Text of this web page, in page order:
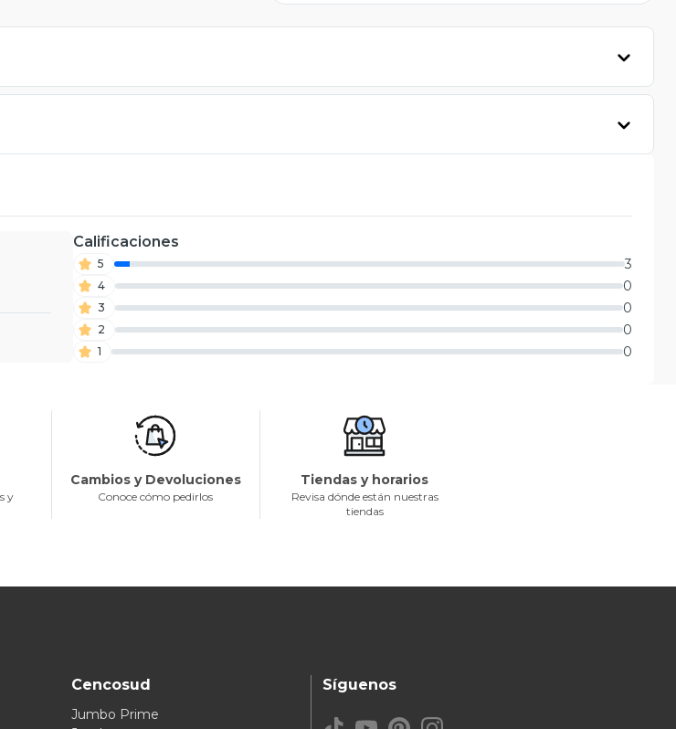
Calificaciones
5 3
4 0
3 0
2 0
1 0
y
Cambios y Devoluciones
Conoce cómo pedirlos
Tiendas y horarios
Revisa dónde están nuestras
tiendas
Cencosud
Jumbo Prime
Síguenos